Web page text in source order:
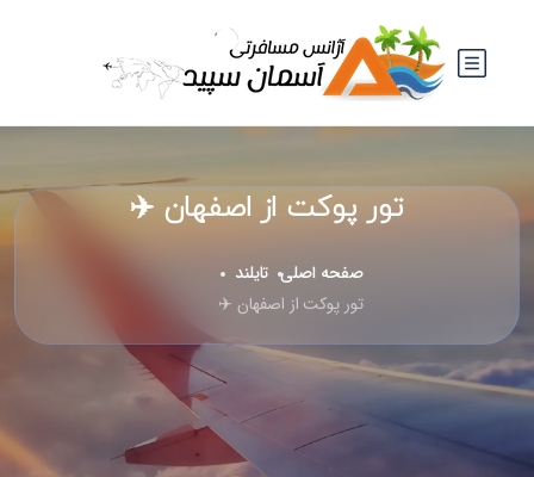
تور پوکت از اصفهان ✈️
صفحه اصلی تایلند
تور پوکت از اصفهان ✈️